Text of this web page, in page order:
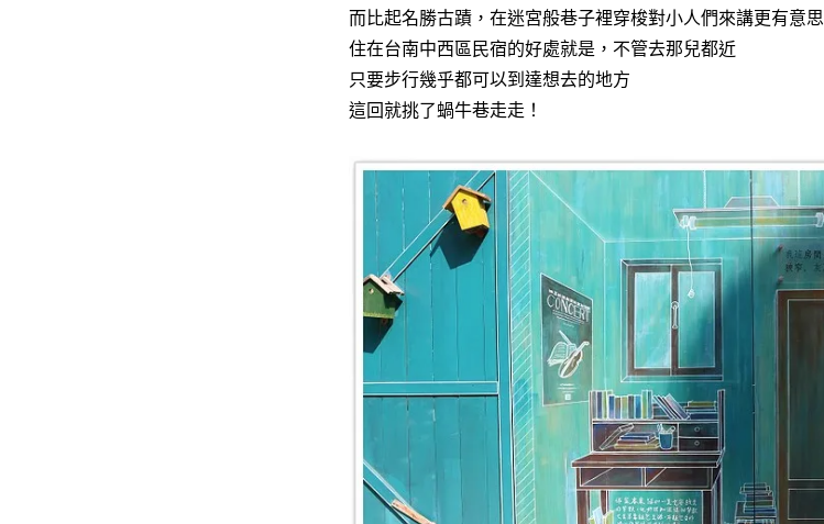
而比起名勝古蹟，在迷宮般巷子裡穿梭對小人們來講更有意思
住在台南中西區民宿的好處就是，不管去那兒都近
只要步行幾乎都可以到達想去的地方
這回就挑了蝸牛巷走走！